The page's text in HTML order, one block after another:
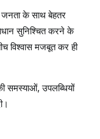
जनता के साथ बेहतर
सुनिश्चित करने के
विश्वास मजबूत कर ही
समस्याओं, उपलब्धियों